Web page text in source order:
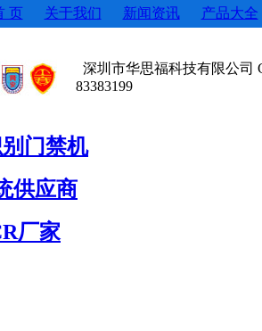
页 关于我们 新闻资讯 产品大全
深圳市华思福科技有限公司
83383199
门禁机
供应商
厂家